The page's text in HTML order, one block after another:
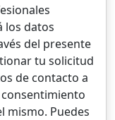
los datos
del presente
tu solicitud
de contacto a
mismo. Puedes